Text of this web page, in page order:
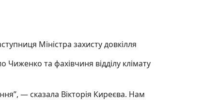
Міністра захисту довкілля
Чиженко та фахівчиня відділу клімату
— сказала Вікторія Киреєва. Нам